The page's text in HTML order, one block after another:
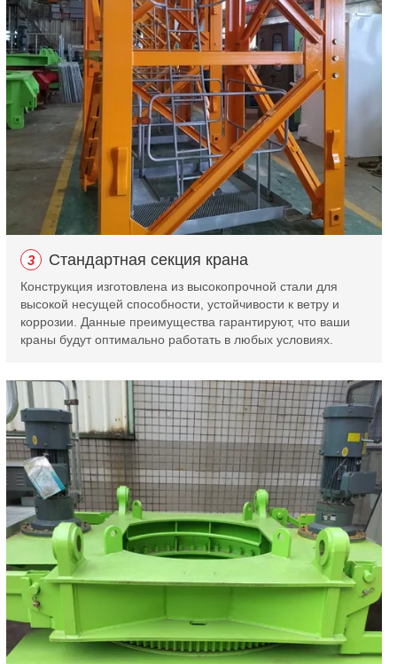
3 Стандартная секция крана
Конструкция изготовлена из высокопрочной стали для
высокой несущей способности, устойчивости к ветру и
коррозии. Данные преимущества гарантируют, что ваши
краны будут оптимально работать в любых условиях.